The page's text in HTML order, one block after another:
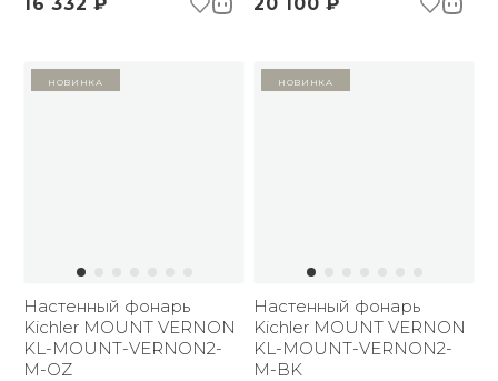
Новинка
Настенный фонарь
Kichler MOUNT VERNON
KL-MOUNT-VERNON2-
M-OZ
Новинка
Настенный фонарь
Kichler MOUNT VERNON
KL-MOUNT-VERNON2-
M-BK